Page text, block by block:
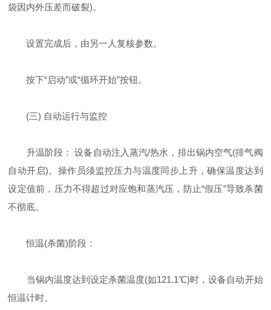
袋因内外压差而破裂)。
设置完成后，由另一人复核参数。
按下“启动”或“循环开始”按钮。
(三) 自动运行与监控
升温阶段： 设备自动注入蒸汽/热水，排出锅内空气(排气阀
自动开启)。操作员须监控压力与温度同步上升，确保温度达到
设定值前，压力不得超过对应饱和蒸汽压，防止“假压”导致杀菌
不彻底。
恒温(杀菌)阶段：
当锅内温度达到设定杀菌温度(如121.1℃)时，设备自动开始
恒温计时。